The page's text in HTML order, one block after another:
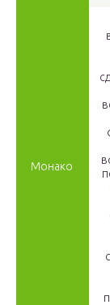
Монако